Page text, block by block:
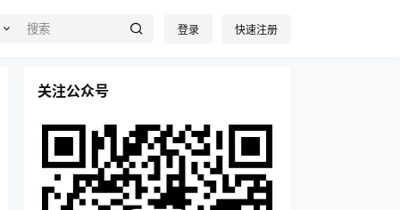
登录 快速注册
关注公众号